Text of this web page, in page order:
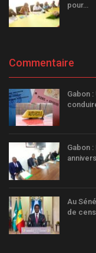
pour…
Commentaire
Gabon
Gabon
Au
de